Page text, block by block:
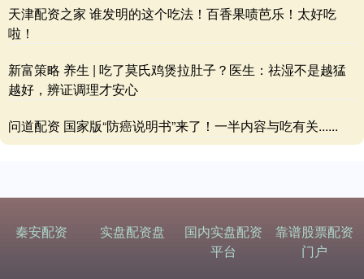
天津配资之家 谁发明的这个吃法！百香果啧芭乐！太好吃
啦！
新富策略 养生 | 吃了莫氏鸡煲拉肚子？医生：祛湿不是越猛
越好，辨证调理才安心
问道配资 国家版“防癌说明书”来了！一半内容与吃有关......
秦安配资 实盘配资盘
国内实盘配资
平台
靠谱股票配资
门户